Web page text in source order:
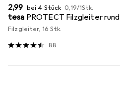
EUR
2,99 bei 4 Stück EUR
0,19/1Stk.
tesa PROTECT Filzgleiter rund
Filzgleiter, 16 Stk.
88